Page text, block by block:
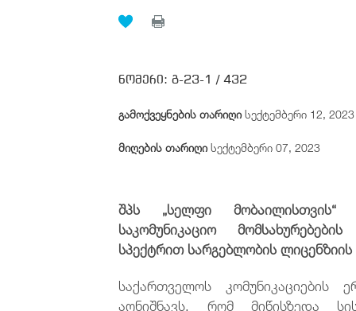
ნომერი: გ-23-1 / 432
გამოქვეყნების თარიღისექტემბერი 12,
მიღების თარიღისექტემბერი 07, 2023
შპს „სელფი მობაილისთვის“
საკომუნიკაციო
სპექტრით სარგებლობის ლიცენზიის
საქართველოს კომუნიკაციების
აღნიშნავს, რომ მიწისზედა